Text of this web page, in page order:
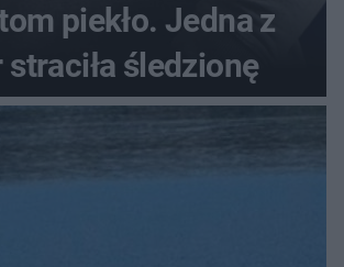
piekło. Jedna z
śledzionę